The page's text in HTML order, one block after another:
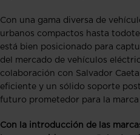
Con una gama diversa de
urbanos compactos hasta
está bien posicionado para
del mercado de vehículos
colaboración con Salvador
eficiente y un sólido soporte
futuro prometedor para la
Con la introducción de las